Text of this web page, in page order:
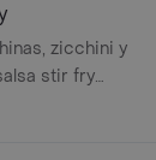
zicchini y
stir fry
cebolla junca,